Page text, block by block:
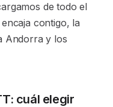
de todo el
contigo, la
Andorra y los
cuál elegir